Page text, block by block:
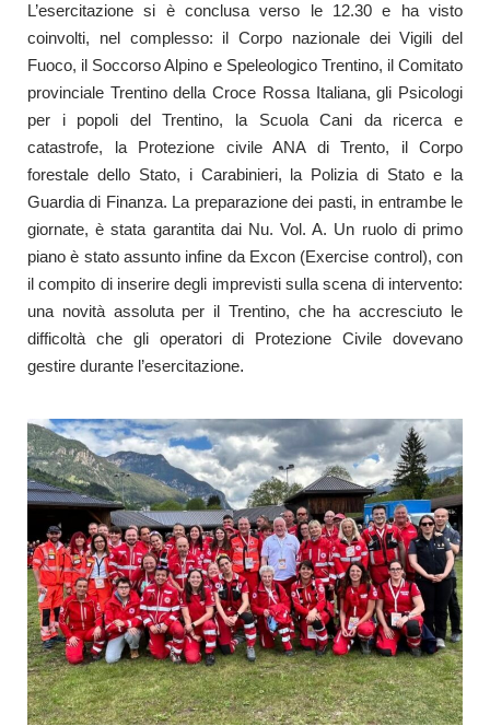
L’esercitazione si è conclusa verso le 12.30 e ha visto
coinvolti, nel complesso: il Corpo nazionale dei Vigili del
Fuoco, il Soccorso Alpino e Speleologico Trentino, il Comitato
provinciale Trentino della Croce Rossa Italiana, gli Psicologi
per i popoli del Trentino, la Scuola Cani da ricerca e
catastrofe, la Protezione civile ANA di Trento, il Corpo
forestale dello Stato, i Carabinieri, la Polizia di Stato e la
Guardia di Finanza. La preparazione dei pasti, in entrambe le
giornate, è stata garantita dai Nu. Vol. A. Un ruolo di primo
piano è stato assunto infine da Excon (Exercise control), con
il compito di inserire degli imprevisti sulla scena di intervento:
una novità assoluta per il Trentino, che ha accresciuto le
difficoltà che gli operatori di Protezione Civile dovevano
gestire durante l’esercitazione.